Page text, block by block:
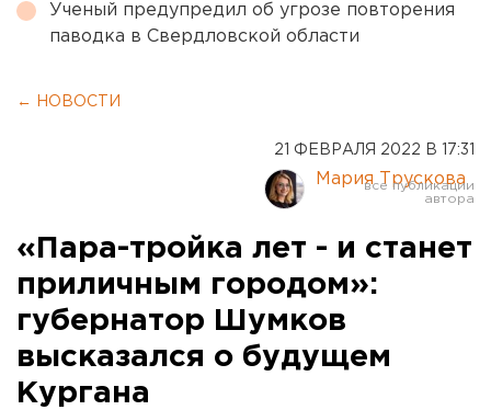
Ученый предупредил об угрозе повторения
паводка в Свердловской области
← НОВОСТИ
21 ФЕВРАЛЯ 2022 В 17:31
Мария Трускова
«Пара-тройка лет - и станет
приличным городом»:
губернатор Шумков
высказался о будущем
Кургана